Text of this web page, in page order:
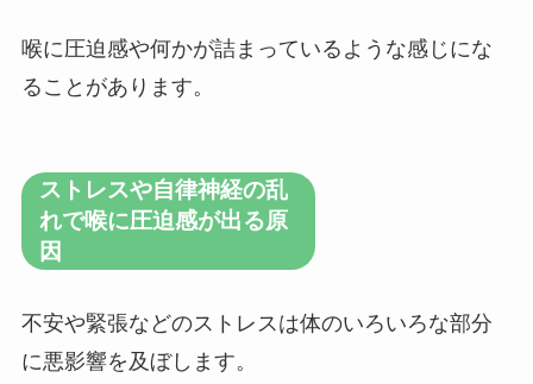
喉に圧迫感や何かが詰まっているような感じにな
ることがあります。
ストレスや自律神経の乱
れで喉に圧迫感が出る原
因
不安や緊張などのストレスは体のいろいろな部分
に悪影響を及ぼします。